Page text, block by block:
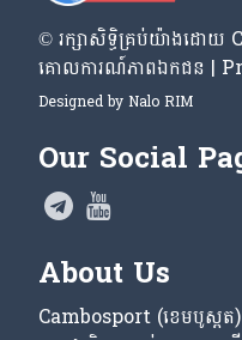
© រក្សា​សិទ្ធិ​គ្រប់​យ៉ាង​ដោយ​
គោលការណ៍​ភាព​ឯកជន |
Designed by Nalo RIM
Our Social
About Us
Cambosport (ខេមបូស្ព